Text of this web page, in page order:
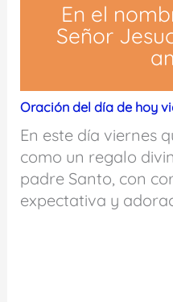
En el
Señor
Oración del día de hoy
En este día viernes
como un regalo
padre Santo, con
expectativa y